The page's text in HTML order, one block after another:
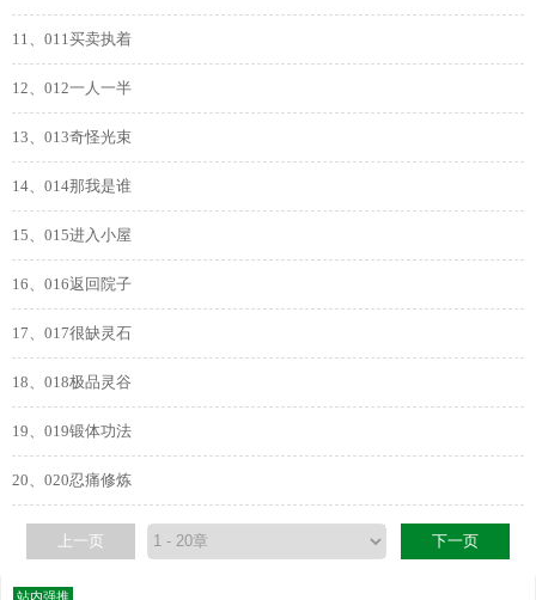
11、011买卖执着
12、012一人一半
13、013奇怪光束
14、014那我是谁
15、015进入小屋
16、016返回院子
17、017很缺灵石
18、018极品灵谷
19、019锻体功法
20、020忍痛修炼
上一页 下一页
站内强推